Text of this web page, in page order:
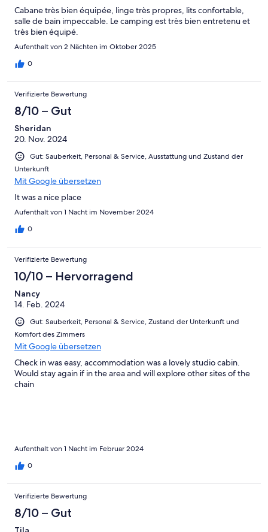
Cabane très bien équipée, linge très propres, lits confortable,
salle de bain impeccable. Le camping est très bien entretenu et
très bien équipé.
Aufenthalt von 2 Nächten im Oktober 2025
0
Verifizierte Bewertung
8/10 – Gut
Sheridan
20. Nov. 2024
Gut: Sauberkeit, Personal & Service, Ausstattung und Zustand der
Unterkunft
Mit Google übersetzen
It was a nice place
Aufenthalt von 1 Nacht im November 2024
0
Verifizierte Bewertung
10/10 – Hervorragend
Nancy
14. Feb. 2024
Gut: Sauberkeit, Personal & Service, Zustand der Unterkunft und
Komfort des Zimmers
Mit Google übersetzen
Check in was easy, accommodation was a lovely studio cabin.
Would stay again if in the area and will explore other sites of the
chain
Aufenthalt von 1 Nacht im Februar 2024
0
Verifizierte Bewertung
8/10 – Gut